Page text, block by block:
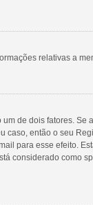
relativas a
de dois fatores.
então o seu
para esse efeito.
considerado como